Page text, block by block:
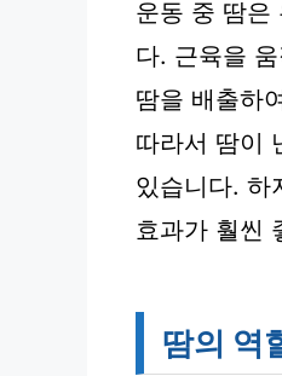
운동 중 땀은
다. 근육을
땀을 배출하
따라서 땀이
있습니다. 하
효과가 훨씬
땀의 역